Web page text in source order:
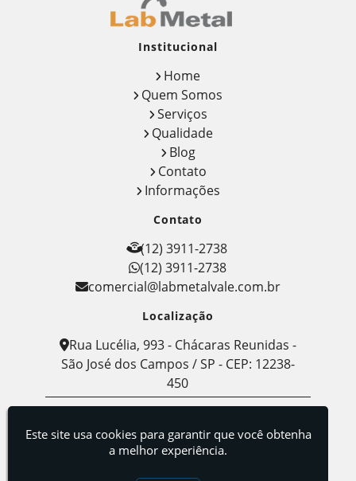
Institucional
Home
Quem Somos
Serviços
Qualidade
Blog
Contato
Informações
Contato
(12) 3911-2738
(12) 3911-2738
comercial@labmetalvale.com.br
Localização
Rua Lucélia, 993 - Chácaras Reunidas -
São José dos Campos / SP - CEP: 12238-
450
Metalografia
Este site usa cookies para garantir que você obtenha
a melhor experiência.